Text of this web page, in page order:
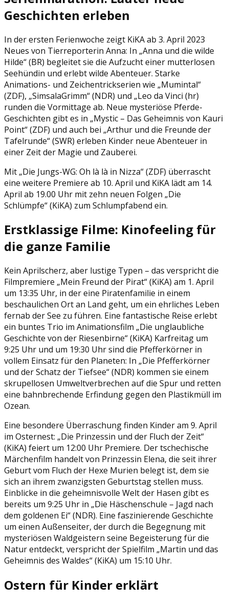
Geschichten erleben
In der ersten Ferienwoche zeigt KiKA ab 3. April 2023
Neues von Tierreporterin Anna: In „Anna und die wilde
Hilde“ (BR) begleitet sie die Aufzucht einer mutterlosen
Seehündin und erlebt wilde Abenteuer. Starke
Animations- und Zeichentrickserien wie „Mumintal“
(ZDF), „SimsalaGrimm“ (NDR) und „Leo da Vinci (hr)
runden die Vormittage ab. Neue mysteriöse Pferde-
Geschichten gibt es in „Mystic – Das Geheimnis von Kauri
Point“ (ZDF) und auch bei „Arthur und die Freunde der
Tafelrunde“ (SWR) erleben Kinder neue Abenteuer in
einer Zeit der Magie und Zauberei.
Mit „Die Jungs-WG: Oh là là in Nizza“ (ZDF) überrascht
eine weitere Premiere ab 10. April und KiKA lädt am 14.
April ab 19.00 Uhr mit zehn neuen Folgen „Die
Schlümpfe“ (KiKA) zum Schlumpfabend ein.
Erstklassige Filme: Kinofeeling für
die ganze Familie
Kein Aprilscherz, aber lustige Typen – das verspricht die
Filmpremiere „Mein Freund der Pirat“ (KiKA) am 1. April
um 13:35 Uhr, in der eine Piratenfamilie in einem
beschaulichen Ort an Land geht, um ein ehrliches Leben
fernab der See zu führen. Eine fantastische Reise erlebt
ein buntes Trio im Animationsfilm „Die unglaubliche
Geschichte von der Riesenbirne“ (KiKA) Karfreitag um
9:25 Uhr und um 19:30 Uhr sind die Pfefferkörner in
vollem Einsatz für den Planeten: In „Die Pfefferkörner
und der Schatz der Tiefsee“ (NDR) kommen sie einem
skrupellosen Umweltverbrechen auf die Spur und retten
eine bahnbrechende Erfindung gegen den Plastikmüll im
Ozean.
Eine besondere Überraschung finden Kinder am 9. April
im Osternest: „Die Prinzessin und der Fluch der Zeit“
(KiKA) feiert um 12:00 Uhr Premiere. Der tschechische
Märchenfilm handelt von Prinzessin Elena, die seit ihrer
Geburt vom Fluch der Hexe Murien belegt ist, dem sie
sich an ihrem zwanzigsten Geburtstag stellen muss.
Einblicke in die geheimnisvolle Welt der Hasen gibt es
bereits um 9:25 Uhr in „Die Häschenschule – Jagd nach
dem goldenen Ei“ (NDR). Eine faszinierende Geschichte
um einen Außenseiter, der durch die Begegnung mit
mysteriösen Waldgeistern seine Begeisterung für die
Natur entdeckt, verspricht der Spielfilm „Martin und das
Geheimnis des Waldes“ (KiKA) um 15:10 Uhr.
Ostern für Kinder erklärt